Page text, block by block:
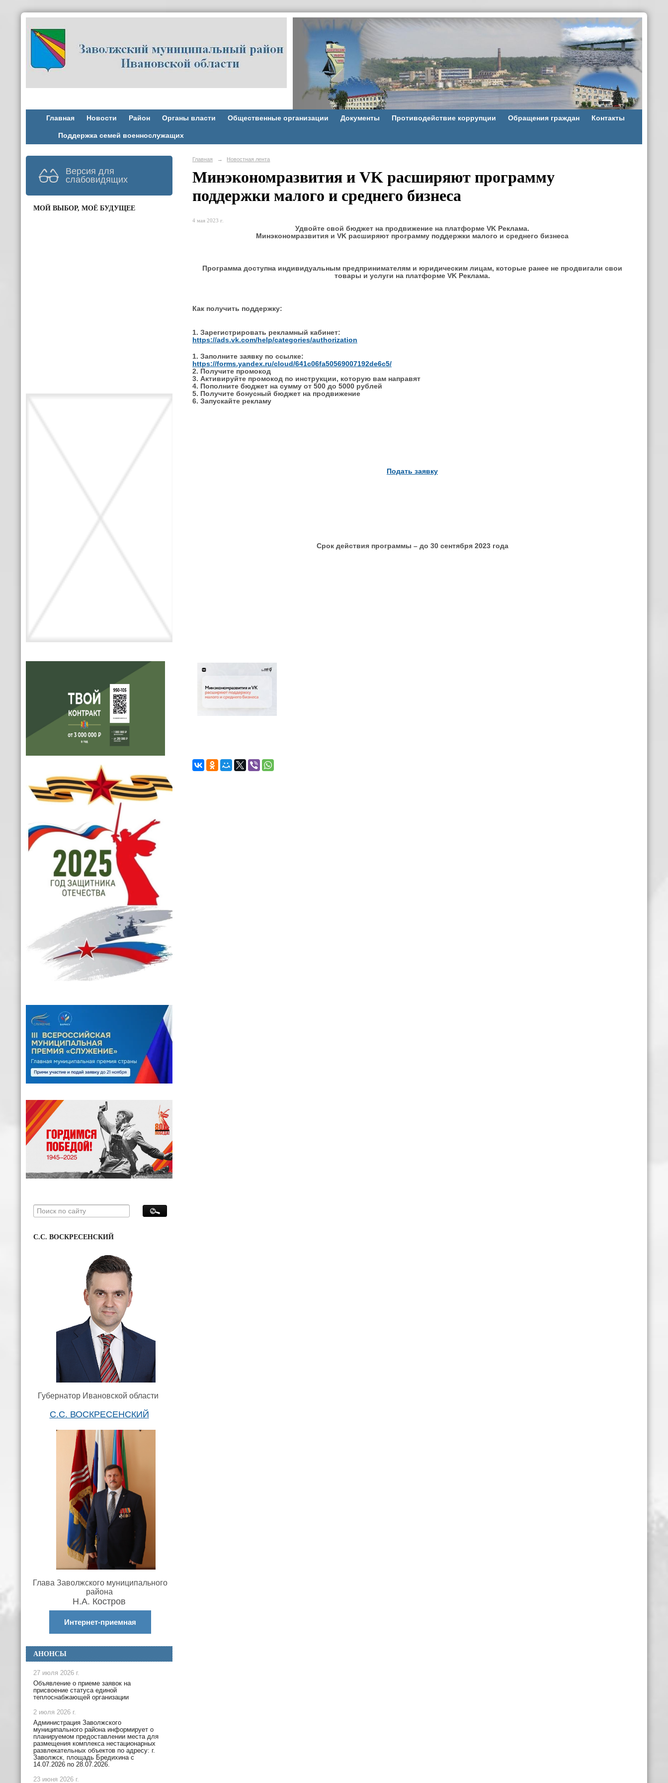
Главная Новости Район Органы власти Общественные организации Документы Противодействие коррупции Обращения граждан Контакты
Поддержка семей военнослужащих
Версия для
слабовидящих
МОЙ ВЫБОР, МОЁ БУДУЩЕЕ
С.С. ВОСКРЕСЕНСКИЙ
Губернатор Ивановской области
С.С. ВОСКРЕСЕНСКИЙ
Глава Заволжского муниципального
района
Н.А. Костров
Интернет-приемная
АНОНСЫ
27 июля 2026 г.
Объявление о приеме заявок на
присвоение статуса единой
теплоснабжающей организации
2 июля 2026 г.
Администрация Заволжского
муниципального района информирует о
планируемом предоставлении места для
размещения комплекса нестационарных
развлекательных объектов по адресу: г.
Заволжск, площадь Бредихина с
14.07.2026 по 28.07.2026.
23 июня 2026 г.
Главная → Новостная лента
Минэкономразвития и VK расширяют программу
поддержки малого и среднего бизнеса
4 мая 2023 г.
Удвойте свой бюджет на продвижение на платформе VK Реклама.
Минэкономразвития и VK расширяют программу поддержки малого и среднего бизнеса
Программа доступна индивидуальным предпринимателям и юридическим лицам, которые ранее не продвигали свои
товары и услуги на платформе VK Реклама.
Как получить поддержку:
1. Зарегистрировать рекламный кабинет:
https://ads.vk.com/help/categories/authorization
1. Заполните заявку по ссылке:
https://forms.yandex.ru/cloud/641c06fa50569007192de6c5/
2. Получите промокод
3. Активируйте промокод по инструкции, которую вам направят
4. Пополните бюджет на сумму от 500 до 5000 рублей
5. Получите бонусный бюджет на продвижение
6. Запускайте рекламу
Подать заявку
Срок действия программы – до 30 сентября 2023 года